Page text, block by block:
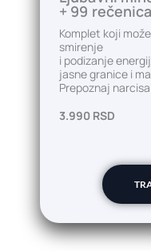
+ 99 rečenica
Komplet koji
smirenje
i podizanje
jasne granice i
Prepoznaj
3.990 RSD